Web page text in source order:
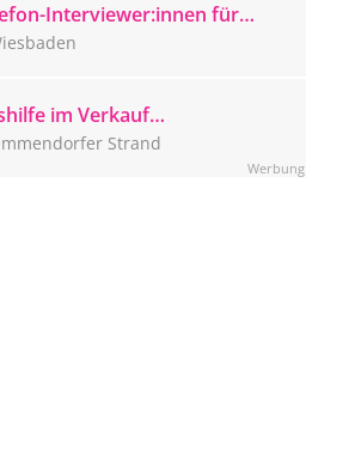
Interviewer:innen für
Wiesbadener CATI-Studio
im Verkauf
Strand (m/w/d)
Strand